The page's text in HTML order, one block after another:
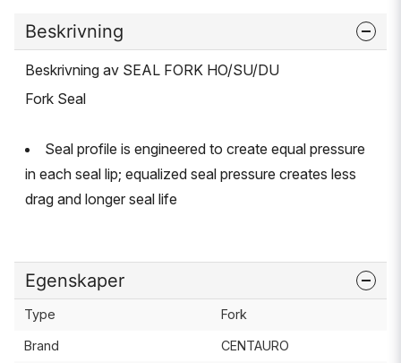
Beskrivning
Beskrivning av SEAL FORK HO/SU/DU
Fork Seal
Seal profile is engineered to create equal pressure
in each seal lip; equalized seal pressure creates less
drag and longer seal life
Egenskaper
Type Fork
Brand CENTAURO